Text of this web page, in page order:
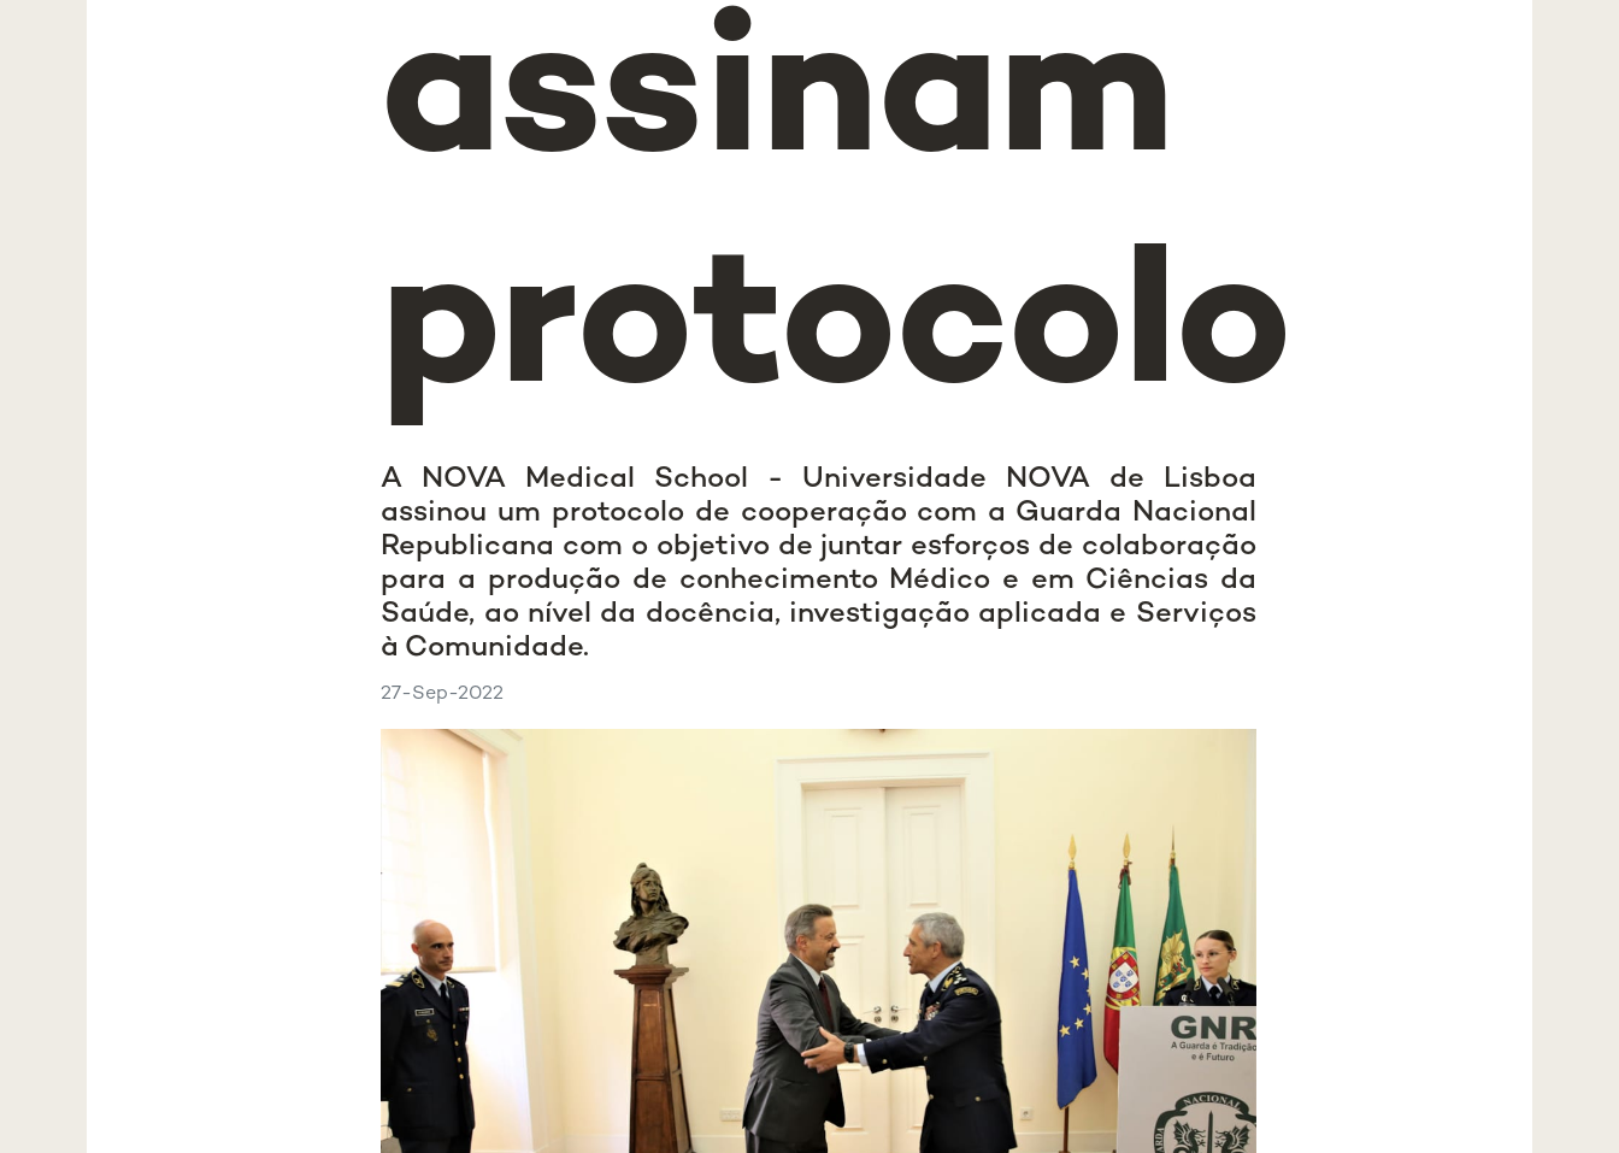
assinam
protocolo
A NOVA Medical School - Universidade NOVA de Lisboa
assinou um protocolo de cooperação com a Guarda Nacional
Republicana com o objetivo de juntar esforços de colaboração
para a produção de conhecimento Médico e em Ciências da
Saúde, ao nível da docência, investigação aplicada e Serviços
à Comunidade.
27-Sep-2022